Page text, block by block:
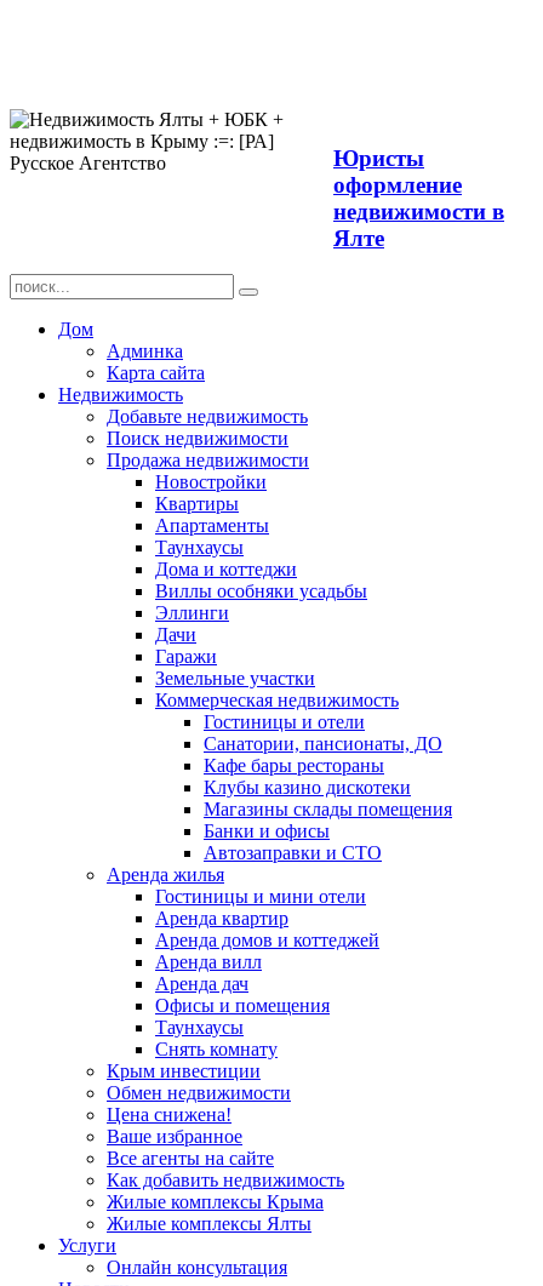
Юристы
оформление
недвижимости в
Ялте
Дом
Админка
Карта сайта
Недвижимость
Добавьте недвижимость
Поиск недвижимости
Продажа недвижимости
Новостройки
Квартиры
Апартаменты
Таунхаусы
Дома и коттеджи
Виллы особняки усадьбы
Эллинги
Дачи
Гаражи
Земельные участки
Коммерческая недвижимость
Гостиницы и отели
Санатории, пансионаты, ДО
Кафе бары рестораны
Клубы казино дискотеки
Магазины склады помещения
Банки и офисы
Автозаправки и СТО
Аренда жилья
Гостиницы и мини отели
Аренда квартир
Аренда домов и коттеджей
Аренда вилл
Аренда дач
Офисы и помещения
Таунхаусы
Снять комнату
Крым инвестиции
Обмен недвижимости
Цена снижена!
Ваше избранное
Все агенты на сайте
Как добавить недвижимость
Жилые комплексы Крыма
Жилые комплексы Ялты
Услуги
Онлайн консультация